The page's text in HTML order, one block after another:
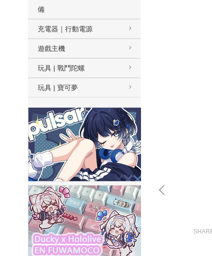
備
充電器｜行動電源
遊戲主機
玩具 | 戰鬥陀螺
玩具 | 寶可夢